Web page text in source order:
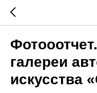
галереи
искусства